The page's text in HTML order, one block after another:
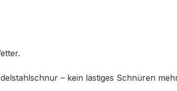
– kein lästiges Schnüren